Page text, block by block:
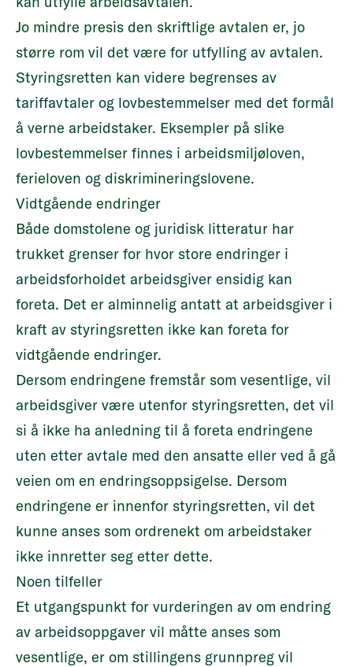
Jo mindre presis den skriftlige avtalen er, jo
større rom vil det være for utfylling av avtalen.
Styringsretten kan videre begrenses av
tariffavtaler og lovbestemmelser med det formål
å verne arbeidstaker. Eksempler på slike
lovbestemmelser finnes i arbeidsmiljøloven,
ferieloven og diskrimineringslovene.
Vidtgående endringer
Både domstolene og juridisk litteratur har
trukket grenser for hvor store endringer i
arbeidsforholdet arbeidsgiver ensidig kan
foreta. Det er alminnelig antatt at arbeidsgiver i
kraft av styringsretten ikke kan foreta for
vidtgående endringer.
Dersom endringene fremstår som vesentlige, vil
arbeidsgiver være utenfor styringsretten, det vil
si å ikke ha anledning til å foreta endringene
uten etter avtale med den ansatte eller ved å gå
veien om en endringsoppsigelse. Dersom
endringene er innenfor styringsretten, vil det
kunne anses som ordrenekt om arbeidstaker
ikke innretter seg etter dette.
Noen tilfeller
Et utgangspunkt for vurderingen av om endring
av arbeidsoppgaver vil måtte anses som
vesentlige, er om stillingens grunnpreg vil